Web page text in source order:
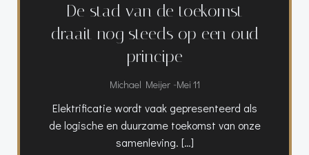
De stad van de toekomst
draait nog steeds op een oud
principe
Michael Meijer -Mei 11
Elektrificatie wordt vaak gepresenteerd als
de logische en duurzame toekomst van onze
samenleving. […]